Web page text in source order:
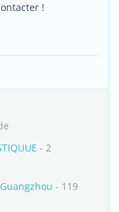
!
- 2
- 119